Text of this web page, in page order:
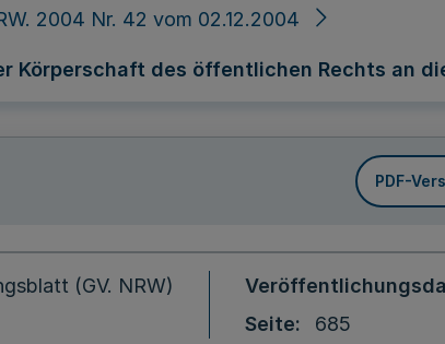
2004 Nr. 42 vom 02.12.2004
Körperschaft des öffentlichen Rechts an
PDF-
(GV. NRW)
Seite
685